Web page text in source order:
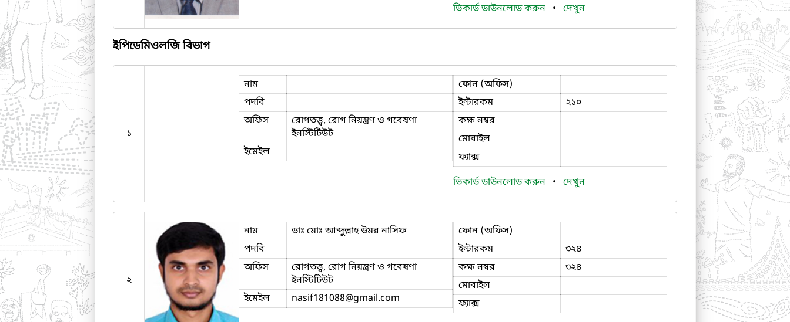
ভিকার্ড ডাউনলোড করুন • দেখুন
ইপিডেমিওলজি বিভাগ
১
নাম
পদবি
অফিস
রোগতত্ত্ব, রোগ নিয়ন্ত্রণ ও গবেষণা
ইনস্টিটিউট
ইমেইল
ফোন (অফিস)
ইন্টারকম
২১০
কক্ষ নম্বর
মোবাইল
ফ্যাক্স
ভিকার্ড ডাউনলোড করুন • দেখুন
২
নাম
ডাঃ মোঃ আব্দুল্লাহ উমর নাসিফ
পদবি
অফিস
রোগতত্ত্ব, রোগ নিয়ন্ত্রণ ও গবেষণা
ইনস্টিটিউট
ইমেইল
nasif181088@gmail.com
ফোন (অফিস)
ইন্টারকম
৩২৪
কক্ষ নম্বর
৩২৪
মোবাইল
ফ্যাক্স